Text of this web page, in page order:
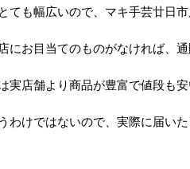
ても幅広いので、マキ手芸廿日
にお目当てのものがなければ、通
実店舗より商品が豊富で値段も安
わけではないので、実際に届い